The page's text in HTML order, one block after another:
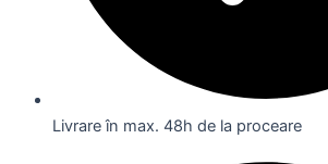
Livrare în max. 48h de la proceare